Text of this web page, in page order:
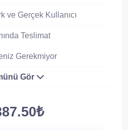
ve Gerçek Kullanıcı
Teslimat
Gerekmiyor
Gör